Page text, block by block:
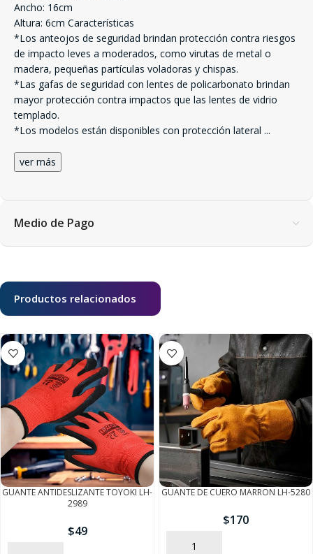
Ancho: 16cm
Altura: 6cm Características
*Los anteojos de seguridad brindan protección contra riesgos
de impacto leves a moderados, como virutas de metal o
madera, pequeñas partículas voladoras y chispas.
*Las gafas de seguridad con lentes de policarbonato brindan
mayor protección contra impactos que las lentes de vidrio
templado.
*Los modelos están disponibles con protección lateral ...
ver más
Medio de Pago
Productos relacionados
GUANTE ANTIDESLIZANTE TOYOKI LH-
2989
$49
GUANTE DE CUERO MARRON LH-5280
$170
AÑADIR